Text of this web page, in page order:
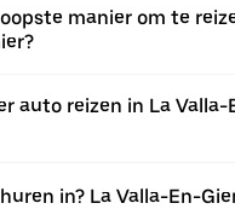
manier om te
auto reizen in La Valla-
in? La Valla-En-